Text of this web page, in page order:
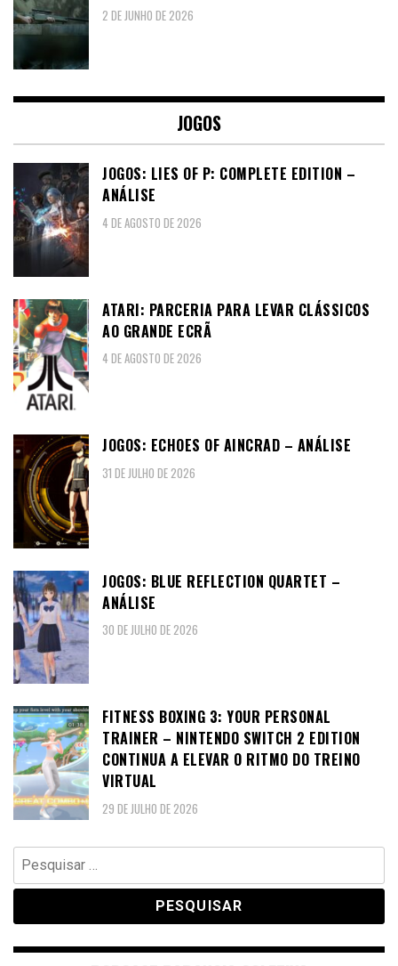
2 DE JUNHO DE 2026
JOGOS
JOGOS: LIES OF P: COMPLETE EDITION –
ANÁLISE
4 DE AGOSTO DE 2026
ATARI: PARCERIA PARA LEVAR CLÁSSICOS
AO GRANDE ECRÃ
4 DE AGOSTO DE 2026
JOGOS: ECHOES OF AINCRAD – ANÁLISE
31 DE JULHO DE 2026
JOGOS: BLUE REFLECTION QUARTET –
ANÁLISE
30 DE JULHO DE 2026
FITNESS BOXING 3: YOUR PERSONAL
TRAINER – NINTENDO SWITCH 2 EDITION
CONTINUA A ELEVAR O RITMO DO TREINO
VIRTUAL
29 DE JULHO DE 2026
Pesquisar
por: